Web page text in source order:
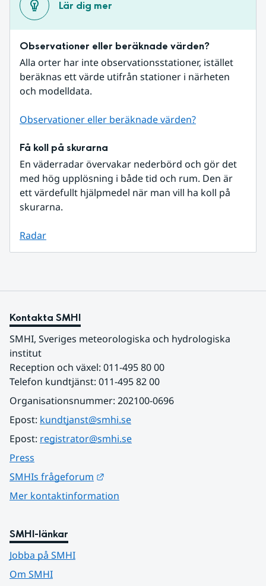
Lär dig mer
Observationer eller beräknade värden?
Alla orter har inte observationsstationer, istället
beräknas ett värde utifrån stationer i närheten
och modelldata.
Observationer eller beräknade värden?
Få koll på skurarna
En väderradar övervakar nederbörd och gör det
med hög upplösning i både tid och rum. Den är
ett värdefullt hjälpmedel när man vill ha koll på
skurarna.
Radar
Kontakta SMHI
SMHI, Sveriges meteorologiska och hydrologiska
institut
Reception och växel: 011-495 80 00
Telefon kundtjänst: 011-495 82 00
Organisationsnummer: 202100-0696
Epost: kundtjanst@smhi.se
Epost: registrator@smhi.se
Press
SMHIs frågeforum
Mer kontaktinformation
SMHI-länkar
Jobba på SMHI
Om SMHI